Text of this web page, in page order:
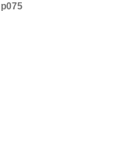
p075